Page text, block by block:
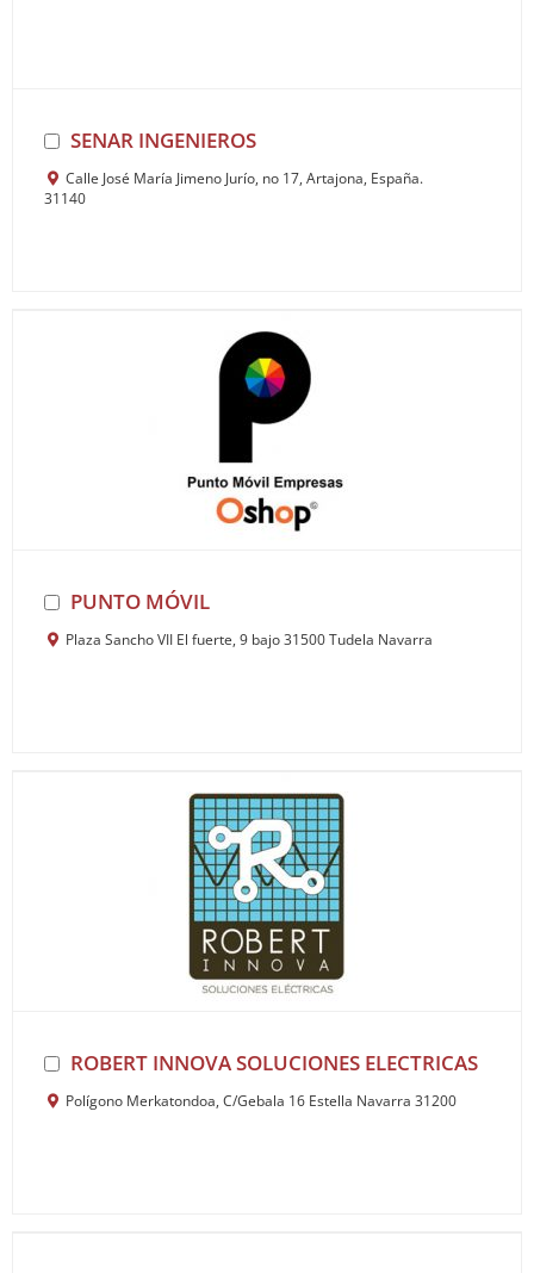
SENAR INGENIEROS
Calle José María Jimeno Jurío, no 17, Artajona, España.
31140
PUNTO MÓVIL
Plaza Sancho VII El fuerte, 9 bajo 31500 Tudela Navarra
ROBERT INNOVA SOLUCIONES ELECTRICAS
Polígono Merkatondoa, C/Gebala 16 Estella Navarra 31200